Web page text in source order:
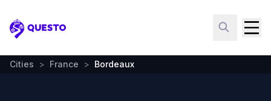
Questo
Cities > France > Bordeaux